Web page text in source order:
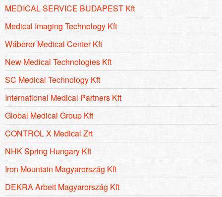
MEDICAL SERVICE BUDAPEST Kft
Medical Imaging Technology Kft
Wáberer Medical Center Kft
New Medical Technologies Kft
SC Medical Technology Kft
International Medical Partners Kft
Global Medical Group Kft
CONTROL X Medical Zrt
NHK Spring Hungary Kft
Iron Mountain Magyarország Kft
DEKRA Arbeit Magyarország Kft